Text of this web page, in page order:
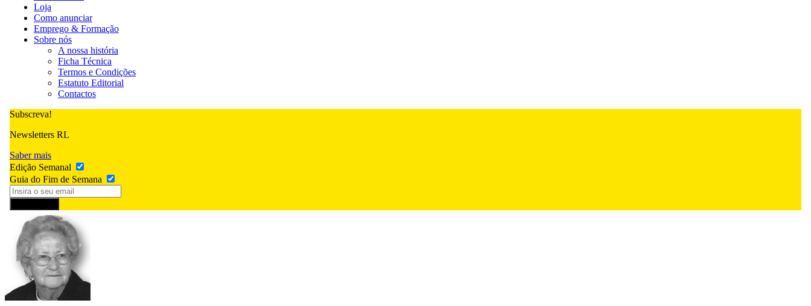
Loja
Como anunciar
Emprego & Formação
Sobre nós
A nossa história
Ficha Técnica
Termos e Condições
Estatuto Editorial
Contactos
Subscreva!
Newsletters RL
Saber mais
Edição Semanal
Guia do Fim de Semana